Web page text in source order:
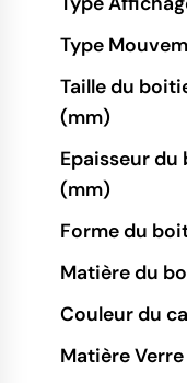
Type
Taille du
(mm)
Epaisseur
(mm)
Forme du
Matière du
Couleur du
Matière Verre